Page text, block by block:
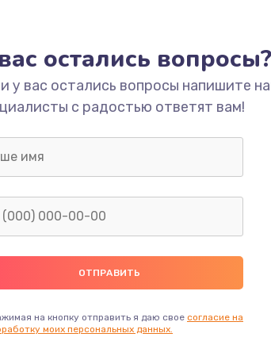
остались вопросы?
у вас остались вопросы напишите
с радостью ответят вам!
на кнопку отправить я даю свое согласие на
моих персональных данных.